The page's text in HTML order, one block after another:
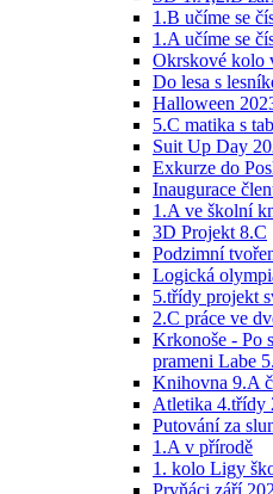
1.B učíme se
1.A učíme se
Okrskové kolo
Do lesa s
Halloween
5.C matika s
Suit Up Day
Exkurze do
Inaugurace
1.A ve školní
3D Projekt 8.C
Podzimní
Logická
5.třídy projekt
2.C práce ve
Krkonoše - Po
prameni Labe
Knihovna 9.A
Atletika 4.třídy
Putování za
1.A v přírodě
1. kolo Ligy